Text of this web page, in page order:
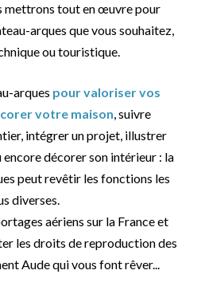
mettrons tout en œuvre pour
arques que vous souhaitez,
ou touristique.
arques pour valoriser vos
votre maison, suivre
intégrer un projet, illustrer
décorer son intérieur : la
peut revêtir les fonctions les
diverses.
aériens sur la France et
les droits de reproduction des
Aude qui vous font rêver...